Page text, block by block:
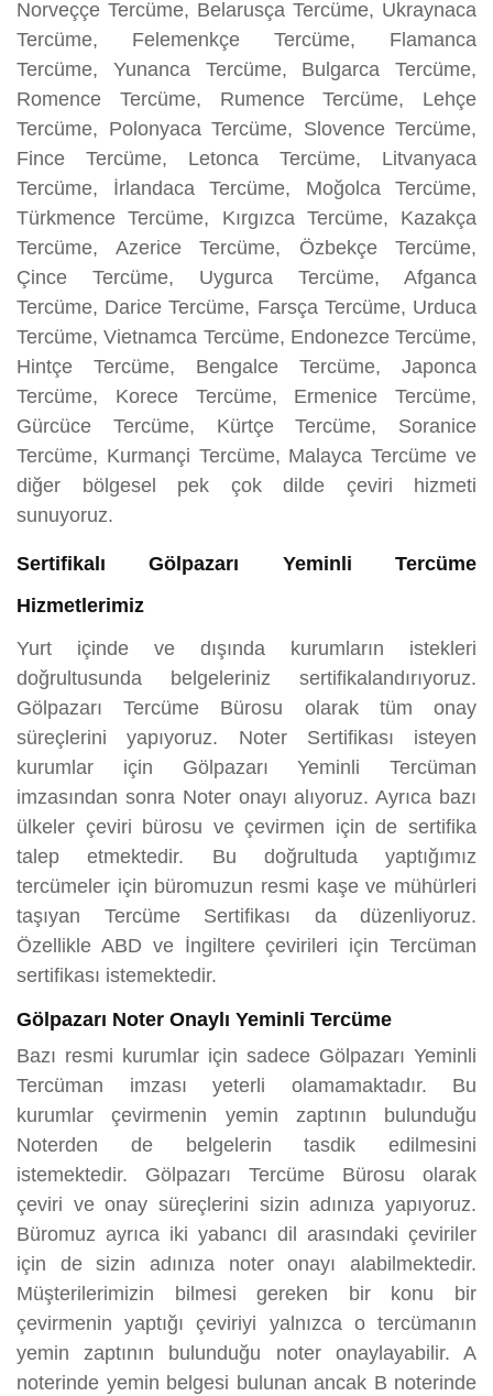
Norveççe Tercüme, Belarusça Tercüme, Ukraynaca
Tercüme, Felemenkçe Tercüme, Flamanca
Tercüme, Yunanca Tercüme, Bulgarca Tercüme,
Romence Tercüme, Rumence Tercüme, Lehçe
Tercüme, Polonyaca Tercüme, Slovence Tercüme,
Fince Tercüme, Letonca Tercüme, Litvanyaca
Tercüme, İrlandaca Tercüme, Moğolca Tercüme,
Türkmence Tercüme, Kırgızca Tercüme, Kazakça
Tercüme, Azerice Tercüme, Özbekçe Tercüme,
Çince Tercüme, Uygurca Tercüme, Afganca
Tercüme, Darice Tercüme, Farsça Tercüme, Urduca
Tercüme, Vietnamca Tercüme, Endonezce Tercüme,
Hintçe Tercüme, Bengalce Tercüme, Japonca
Tercüme, Korece Tercüme, Ermenice Tercüme,
Gürcüce Tercüme, Kürtçe Tercüme, Soranice
Tercüme, Kurmançi Tercüme, Malayca Tercüme ve
diğer bölgesel pek çok dilde çeviri hizmeti
sunuyoruz.
Sertifikalı Gölpazarı Yeminli Tercüme
Hizmetlerimiz
Yurt içinde ve dışında kurumların istekleri
doğrultusunda belgeleriniz sertifikalandırıyoruz.
Gölpazarı Tercüme Bürosu olarak tüm onay
süreçlerini yapıyoruz. Noter Sertifikası isteyen
kurumlar için Gölpazarı Yeminli Tercüman
imzasından sonra Noter onayı alıyoruz. Ayrıca bazı
ülkeler çeviri bürosu ve çevirmen için de sertifika
talep etmektedir. Bu doğrultuda yaptığımız
tercümeler için büromuzun resmi kaşe ve mühürleri
taşıyan Tercüme Sertifikası da düzenliyoruz.
Özellikle ABD ve İngiltere çevirileri için Tercüman
sertifikası istemektedir.
Gölpazarı Noter Onaylı Yeminli Tercüme
Bazı resmi kurumlar için sadece Gölpazarı Yeminli
Tercüman imzası yeterli olamamaktadır. Bu
kurumlar çevirmenin yemin zaptının bulunduğu
Noterden de belgelerin tasdik edilmesini
istemektedir. Gölpazarı Tercüme Bürosu olarak
çeviri ve onay süreçlerini sizin adınıza yapıyoruz.
Büromuz ayrıca iki yabancı dil arasındaki çeviriler
için de sizin adınıza noter onayı alabilmektedir.
Müşterilerimizin bilmesi gereken bir konu bir
çevirmenin yaptığı çeviriyi yalnızca o tercümanın
yemin zaptının bulunduğu noter onaylayabilir. A
noterinde yemin belgesi bulunan ancak B noterinde